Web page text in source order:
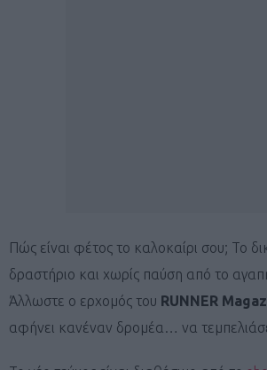
Πώς είναι φέτος το καλοκαίρι σου; Το
δραστήριο και χωρίς παύση από το
Άλλωστε ο ερχομός του RUNNER
αφήνει κανέναν δρομέα… να